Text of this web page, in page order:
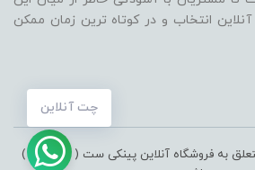
چت آنلاین
انتخاب و در کوتاه ترين زمان ممکن
تمامی حقوق این سایت متعلق به فروشگاه آنلاین پینکی ست ( pinkiset )